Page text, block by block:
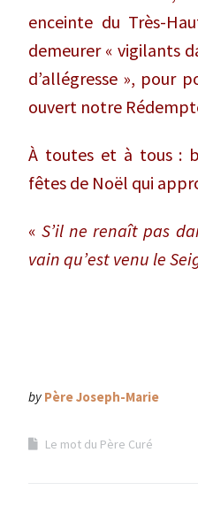
enceinte du Très-
demeurer « vigilants
d’allégresse », pour
ouvert notre
À toutes et à tous :
fêtes de Noël qui
«S’il ne renaît pas
vain qu’est venu le
by Père Joseph-Marie
Le mot du Père Curé